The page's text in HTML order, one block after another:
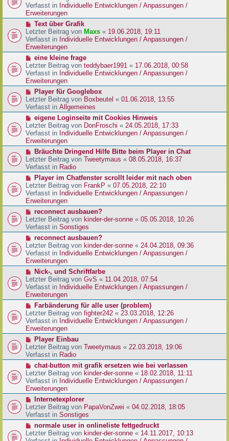
g
e
i
t
a
g
u
e
r
B
e
i
t
a
g
Verfasst in Individuelle Entwicklungen / Anpassungen /
Erweiterungen
N
e
u
e
r
B
e
i
t
a
g
Text über Grafik
Letzter Beitrag von Maxs « 19.06.2018, 19:11
Verfasst in Individuelle Entwicklungen / Anpassungen /
Erweiterungen
N
e
u
e
r
B
e
i
r
a
g
eine kleine frage
Letzter Beitrag von teddybaer1991 « 17.06.2018, 00:58
Verfasst in Individuelle Entwicklungen / Anpassungen /
Erweiterungen
N
e
u
e
r
B
e
i
r
a
g
Player für Googlebox
Letzter Beitrag von Boxbeutel « 01.06.2018, 13:55
Verfasst in Allgemeines
N
e
u
e
r
B
e
i
r
a
g
eigene Loginseite mit Cookies Hinweis
Letzter Beitrag von DonFroschi « 24.05.2018, 17:33
Verfasst in Individuelle Entwicklungen / Anpassungen /
Erweiterungen
N
e
u
e
r
B
e
i
r
a
g
Bräuchte Dringend Hilfe Bitte beim Player in Chat
Letzter Beitrag von Tweetymaus « 08.05.2018, 16:37
Verfasst in Radio
N
e
u
e
r
B
e
i
r
a
g
Player im Chatfenster scrollt leider mit nach oben
Letzter Beitrag von FrankP « 07.05.2018, 22:10
Verfasst in Individuelle Entwicklungen / Anpassungen /
Erweiterungen
N
e
u
e
r
B
e
i
r
a
g
reconnect ausbauen?
Letzter Beitrag von kinder-der-sonne « 05.05.2018, 10:26
Verfasst in Sonstiges
N
e
u
e
r
B
e
i
t
a
g
reconnect ausbauen?
Letzter Beitrag von kinder-der-sonne « 24.04.2018, 09:36
Verfasst in Individuelle Entwicklungen / Anpassungen /
Erweiterungen
N
e
u
e
r
B
e
i
t
a
g
Nick-, und Schriftfarbe
Letzter Beitrag von GvS « 11.04.2018, 07:54
Verfasst in Individuelle Entwicklungen / Anpassungen /
Erweiterungen
N
e
u
e
r
B
e
i
r
a
g
Farbänderung für alle user (problem)
Letzter Beitrag von fighter242 « 23.03.2018, 12:26
Verfasst in Individuelle Entwicklungen / Anpassungen /
Erweiterungen
N
e
u
e
r
B
e
i
r
a
g
Player Einbau
Letzter Beitrag von Tweetymaus « 22.03.2018, 19:06
Verfasst in Radio
N
e
u
e
r
B
e
i
r
chat-button mit grafik ersetzen wie bei verlassen
Letzter Beitrag von kinder-der-sonne « 18.02.2018, 11:11
Verfasst in Individuelle Entwicklungen / Anpassungen /
Erweiterungen
N
e
u
e
r
B
Internetexplorer
Letzter Beitrag von PapaVonZwei « 04.02.2018, 18:05
Verfasst in Sonstiges
N
e
normale user in onlineliste fettgedruckt
Letzter Beitrag von kinder-der-sonne « 14.11.2017, 10:13